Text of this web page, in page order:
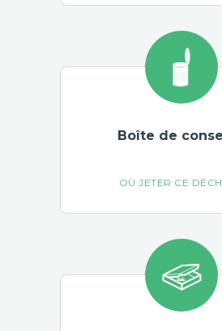
Boîte de